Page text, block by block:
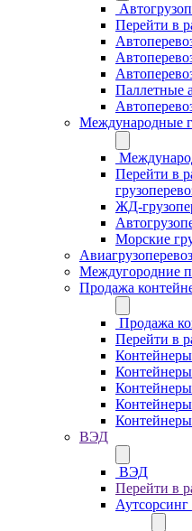
Перейти в
Паллетные
Международные
Перейти в
ЖД-
Морские
Междугородние
Продажа
Продажа
Перейти в
ВЭД
ВЭД
Перейти в